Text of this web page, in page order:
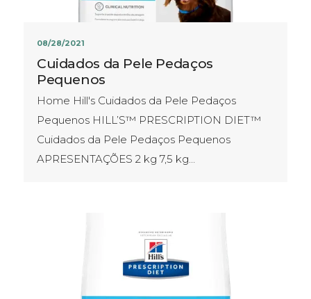
08/28/2021
Cuidados da Pele Pedaços
Pequenos
Home Hill's Cuidados da Pele Pedaços
Pequenos HILL’S™ PRESCRIPTION DIET™
Cuidados da Pele Pedaços Pequenos
APRESENTAÇÕES​ 2 kg 7,5 kg…